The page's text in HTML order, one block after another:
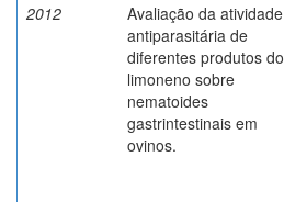
2012
Avaliação da atividade
antiparasitária de
diferentes produtos do
limoneno sobre
nematoides
gastrintestinais em
ovinos.